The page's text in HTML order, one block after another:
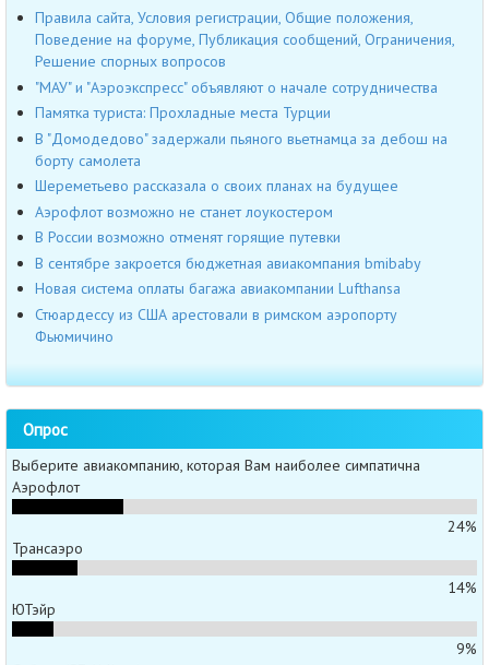
Правила сайта, Условия регистрации, Общие положения,
Поведение на форуме, Публикация сообщений, Ограничения,
Решение спорных вопросов
"МАУ" и "Аэроэкспресс" объявляют о начале сотрудничества
Памятка туриста: Прохладные места Турции
В "Домодедово" задержали пьяного вьетнамца за дебош на
борту самолета
Шереметьево рассказала о своих планах на будущее
Аэрофлот возможно не станет лоукостером
В России возможно отменят горящие путевки
В сентябре закроется бюджетная авиакомпания bmibaby
Новая система оплаты багажа авиакомпании Lufthansa
Стюардессу из США арестовали в римском аэропорту
Фьюмичино
Опрос
Выберите авиакомпанию, которая Вам наиболее симпатична
Аэрофлот
24%
Трансаэро
14%
ЮТэйр
9%